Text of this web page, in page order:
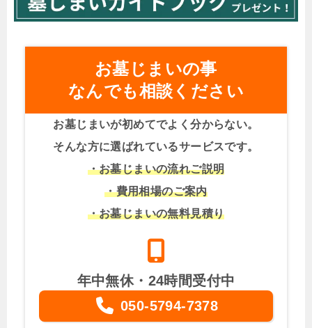
お墓じまいの事
なんでも相談ください
お墓じまいが初めてでよく分からない。
そんな方に選ばれているサービスです。
・お墓じまいの流れご説明
・費用相場のご案内
・お墓じまいの無料見積り
年中無休・24時間受付中
050-5794-7378